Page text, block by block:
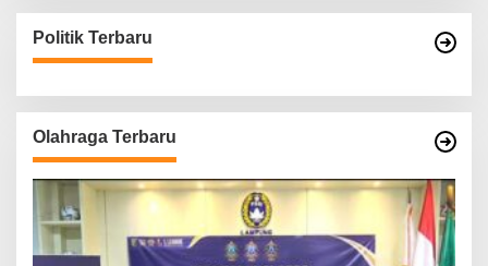
Politik Terbaru
Olahraga Terbaru